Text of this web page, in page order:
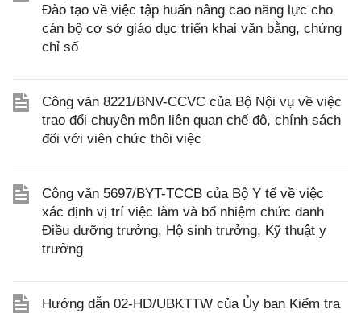
Đào tạo về việc tập huấn nâng cao năng lực cho
cán bộ cơ sở giáo dục triển khai văn bằng, chứng
chỉ số
Công văn 8221/BNV-CCVC của Bộ Nội vụ về việc
trao đổi chuyên môn liên quan chế độ, chính sách
đối với viên chức thôi việc
Công văn 5697/BYT-TCCB của Bộ Y tế về việc
xác định vị trí việc làm và bổ nhiệm chức danh
Điều dưỡng trưởng, Hộ sinh trưởng, Kỹ thuật y
trưởng
Hướng dẫn 02-HD/UBKTTW của Ủy ban Kiểm tra